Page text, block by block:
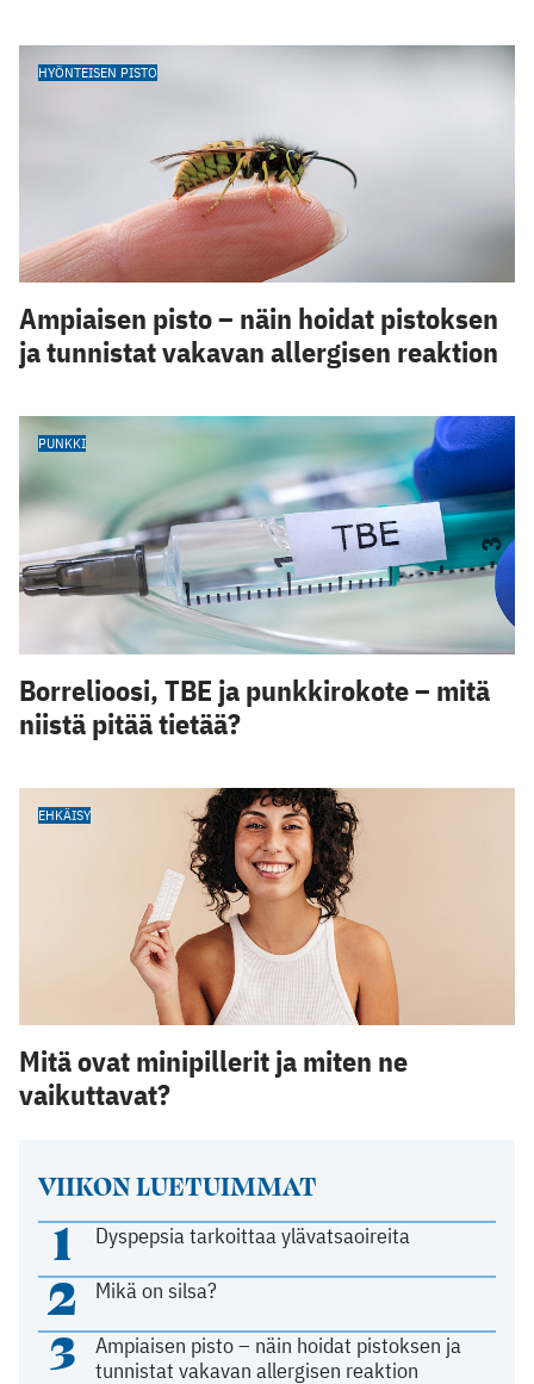
VIIKON LUETUIMMAT
1 Dyspepsia tarkoittaa ylävatsaoireita
2 Mikä on silsa?
3
Ampiaisen pisto – näin hoidat pistoksen ja
tunnistat vakavan allergisen reaktion
HYÖNTEISEN PISTO
Ampiaisen pisto – näin hoidat pistoksen
ja tunnistat vakavan allergisen reaktion
PUNKKI
Borrelioosi, TBE ja punkkirokote – mitä
niistä pitää tietää?
EHKÄISY
Mitä ovat minipillerit ja miten ne
vaikuttavat?